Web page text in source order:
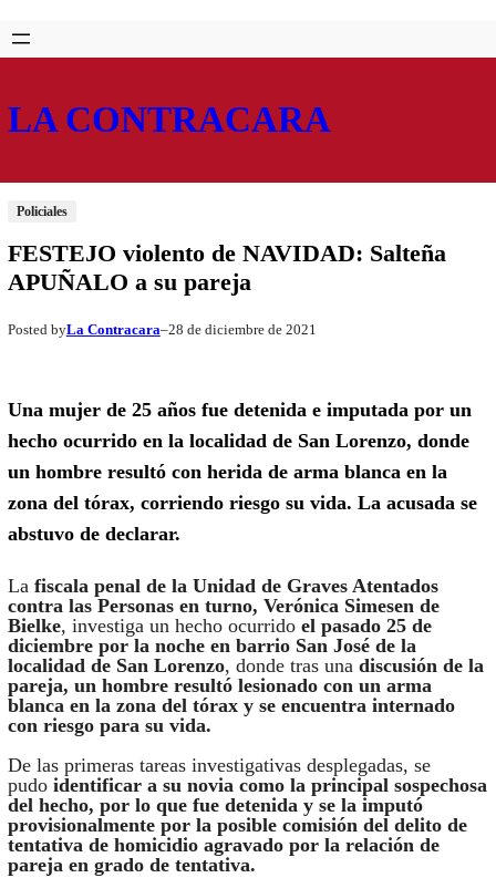
Saltar
al
Skip
to
LA CONTRACARA
Policiales
FESTEJO violento de NAVIDAD: Salteña
APUÑALO a su pareja
Posted byLa Contracara–28 de diciembre de 2021
Una mujer de 25 años fue detenida e imputada por un
hecho ocurrido en la localidad de San Lorenzo, donde
un hombre resultó con herida de arma blanca en la
zona del tórax, corriendo riesgo su vida. La acusada se
abstuvo de declarar.
La fiscala penal de la Unidad de Graves Atentados
contra las Personas en turno, Verónica Simesen de
Bielke, investiga un hecho ocurrido el pasado 25 de
diciembre por la noche en barrio San José de la
localidad de San Lorenzo, donde tras una discusión de la
pareja, un hombre resultó lesionado con un arma
blanca en la zona del tórax y se encuentra internado
con riesgo para su vida.
De las primeras tareas investigativas desplegadas, se
pudo identificar a su novia como la principal sospechosa
del hecho, por lo que fue detenida y se la imputó
provisionalmente por la posible comisión del delito de
tentativa de homicidio agravado por la relación de
pareja en grado de tentativa.